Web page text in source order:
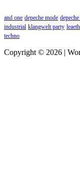
and one depeche mode
industrial klangwelt party
techno
Copyright © 2026 |